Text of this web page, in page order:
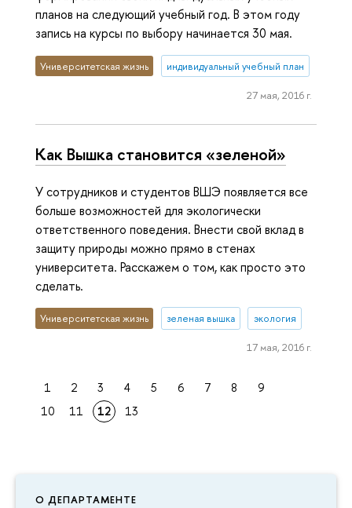
О ДЕПАРТАМЕНТЕ
планов на следующий учебный год. В этом году
запись на курсы по выбору начинается 30 мая.
Университетская жизнь индивидуальный учебный план
27 мая, 2016 г.
Как Вышка становится «зеленой»
У сотрудников и студентов ВШЭ появляется все
больше возможностей для экологически
ответственного поведения. Внести свой вклад в
защиту природы можно прямо в стенах
университета. Расскажем о том, как просто это
сделать.
Университетская жизнь зеленая вышка экология
17 мая, 2016 г.
1 2 3 4 5 6 7 8
9
10
11 12 13